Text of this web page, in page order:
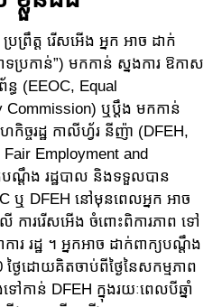
រព្រឹត្ត រើសអើង អ្នក អាច ដាក់
ប្រកាន់”) មកកាន់ ស្នងការ ឱកាស
ន្ធ (EEOC, Equal
Commission) ឬប្តឹង មកកាន់
ច្ចរដ្ឋ កាលីហ្វ័រ នីញ៉ា (DFEH,
Employment and
បណ្តឹង រដ្ឋបាល និងទទួលបាន
ឬ DFEH នៅមុនពេលអ្នក អាច
ើ ការរើសអើង ចំពោះពិការភាព ទៅ
រដ្ឋ ។ អ្នកអាច ដាក់ពាក្យបណ្តឹង
ថ្ងៃដោយគិតចាប់ពីថ្ងៃនៃសកម្មភាព
ៅកាន់ DFEH ក្នុងរយៈពេលបីឆ្នាំ